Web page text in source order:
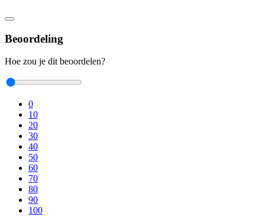
Beoordeling
Hoe zou je dit beoordelen?
0
10
20
30
40
50
60
70
80
90
100